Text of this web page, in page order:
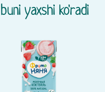
yaxshi ko'radi